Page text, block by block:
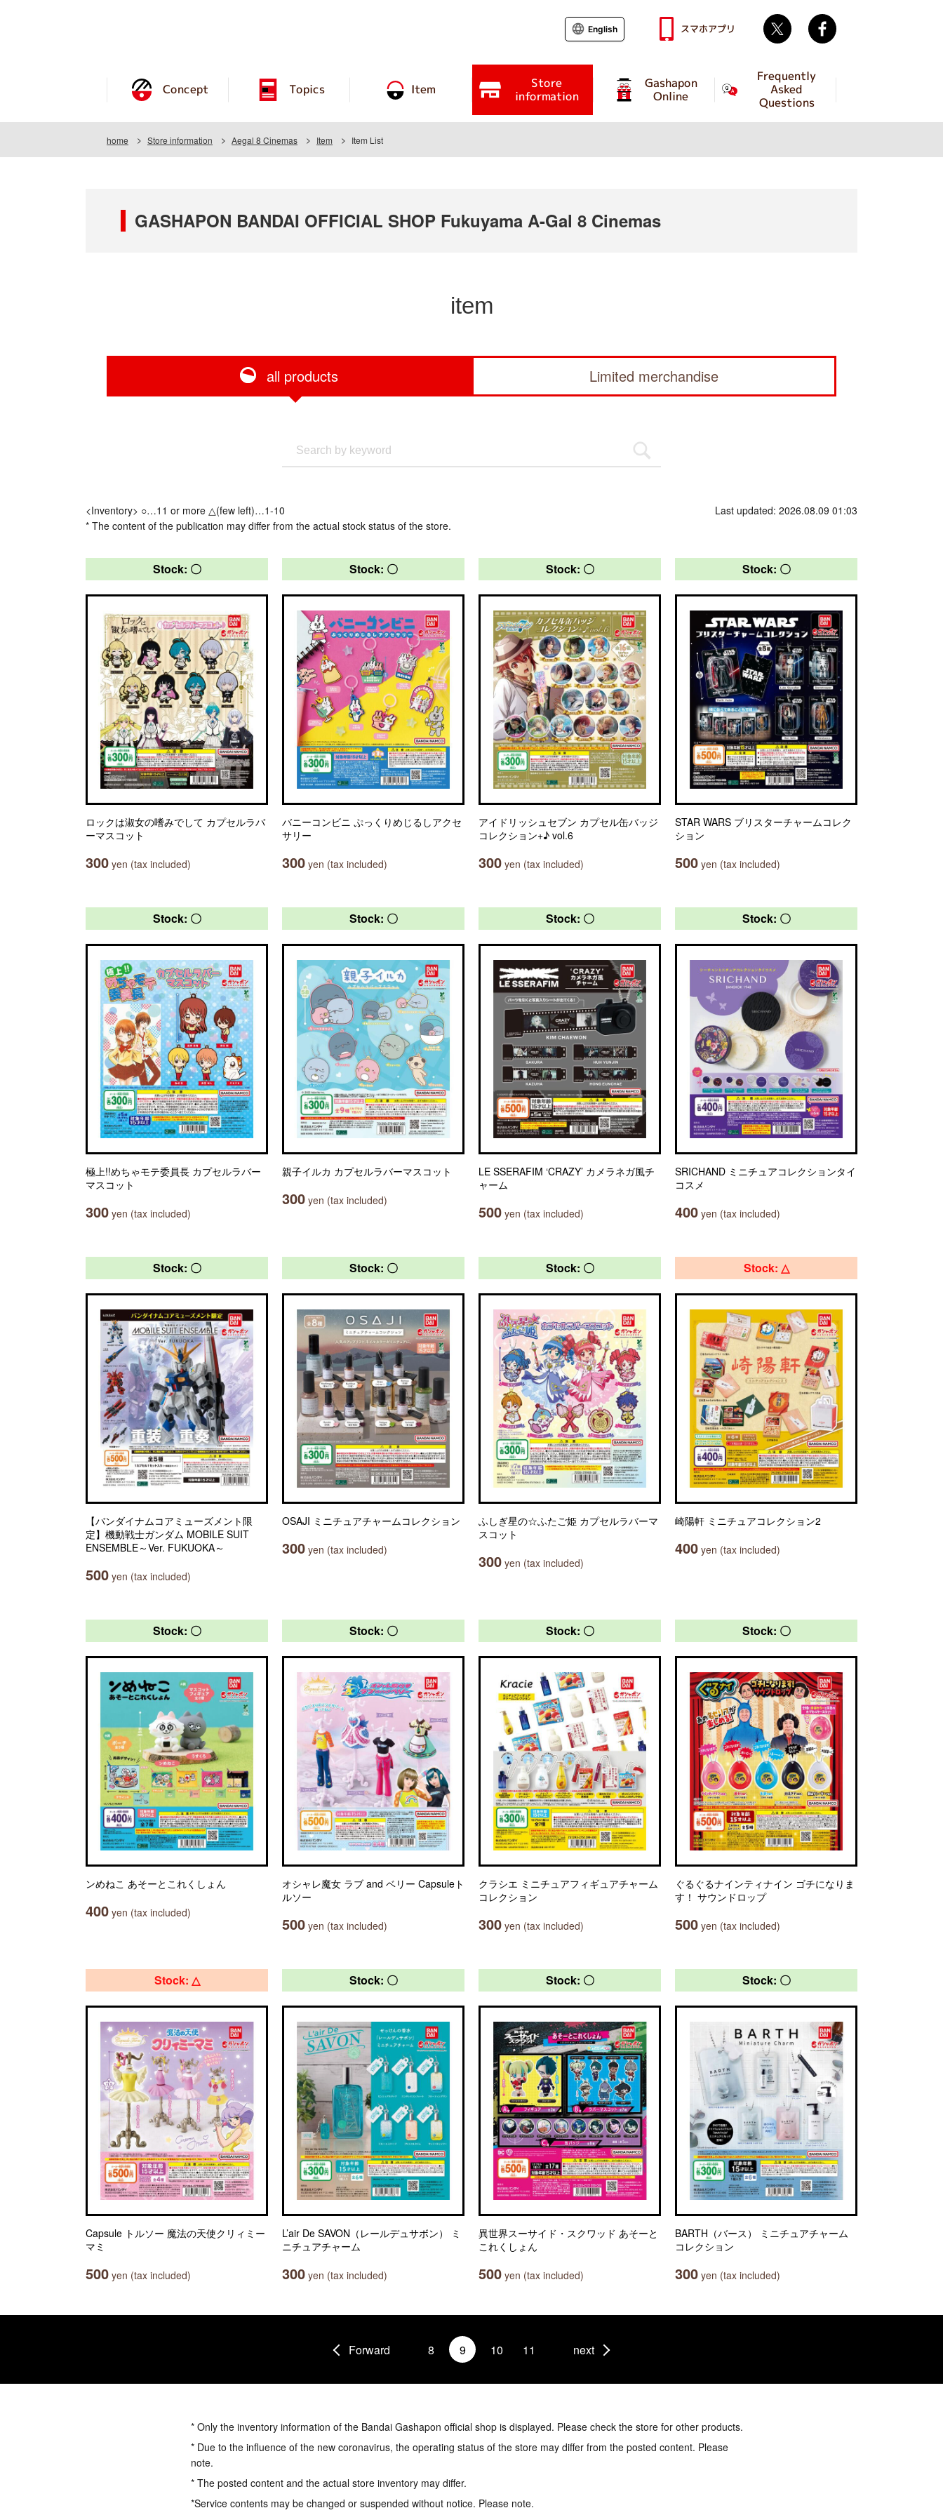
Concept Topics Item Store
information
Gashapon
Online
Frequently
Asked
Questions
English スマホアプリ Twitter
home Store information Aegal 8 Cinemas Item Item List
GASHAPON BANDAI OFFICIAL SHOP Fukuyama A-Gal 8 Cinemas
item
all products Limited merchandise
<Inventory> ○…11 or more △(few left)…1-10
* The content of the publication may differ from the actual stock status of the store.
Last updated: 2026.08.09 01:03
Stock: 〇
ロックは淑女の嗜みでして カプセルラバ
ーマスコット
300 yen (tax included)
Stock: 〇
バニーコンビニ ぷっくりめじるしアクセ
サリー
300 yen (tax included)
Stock: 〇
アイドリッシュセブン カプセル缶バッジ
コレクション+♪ vol.6
300 yen (tax included)
Stock: 〇
STAR WARS ブリスターチャームコレク
ション
500 yen (tax included)
Stock: 〇
極上!!めちゃモテ委員長 カプセルラバー
マスコット
300 yen (tax included)
Stock: 〇
親子イルカ カプセルラバーマスコット
300 yen (tax included)
Stock: 〇
LE SSERAFIM ‘CRAZY’ カメラネガ風チ
ャーム
500 yen (tax included)
Stock: 〇
SRICHAND ミニチュアコレクションタイ
コスメ
400 yen (tax included)
Stock: 〇
【バンダイナムコアミューズメント限
定】機動戦士ガンダム MOBILE SUIT
ENSEMBLE～Ver. FUKUOKA～
500 yen (tax included)
Stock: 〇
OSAJI ミニチュアチャームコレクション
300 yen (tax included)
Stock: 〇
ふしぎ星の☆ふたご姫 カプセルラバーマ
スコット
300 yen (tax included)
Stock: △
崎陽軒 ミニチュアコレクション2
400 yen (tax included)
Stock: 〇
ンめねこ あそーとこれくしょん
400 yen (tax included)
Stock: 〇
オシャレ魔女 ラブ and ベリー Capsuleト
ルソー
500 yen (tax included)
Stock: 〇
クラシエ ミニチュアフィギュアチャーム
コレクション
300 yen (tax included)
Stock: 〇
ぐるぐるナインティナイン ゴチになりま
す！ サウンドロップ
500 yen (tax included)
Stock: △
Capsule トルソー 魔法の天使クリィミー
マミ
500 yen (tax included)
Stock: 〇
L’air De SAVON（レールデュサボン） ミ
ニチュアチャーム
300 yen (tax included)
Stock: 〇
異世界スーサイド・スクワッド あそーと
これくしょん
500 yen (tax included)
Stock: 〇
BARTH（バース） ミニチュアチャーム
コレクション
300 yen (tax included)
Forward 8 9 10 11 next
* Only the inventory information of the Bandai Gashapon official shop is displayed. Please check the store for other products.
* Due to the influence of the new coronavirus, the operating status of the store may differ from the posted content. Please
note.
* The posted content and the actual store inventory may differ.
*Service contents may be changed or suspended without notice. Please note.